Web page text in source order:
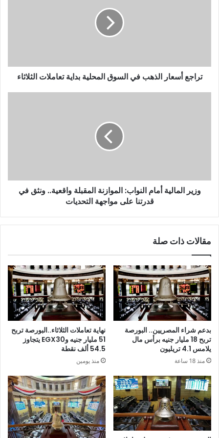
تراجع أسعار الذهب في السوق المحلية بداية تعاملات الثلاثاء
وزير المالية أمام النواب: الموازنة المقبلة واقعية.. ونثق في
قدرتنا على مواجهة التحديات
مقالات ذات صلة
بدعم شراء المصريين.. البورصة
تربح 18 مليار جنيه برأس مال
يلامس 4.1 تريليون
منذ 18 ساعة
نهاية تعاملات الثلاثاء..البورصة تربح
51 مليار جنيه وEGX30 يتجاوز
54.5 ألف نقطة
منذ يومين